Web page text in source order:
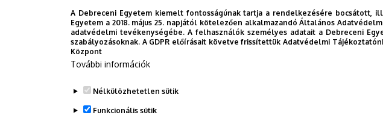
pl. "kancel bács zoltán" keresésre Dr. Bács Zoltán
Kancellár lesz az egyetlen találat
A Debreceni Egyetem kiemelt fontosságúnak tartja a rendelkezésére
Egyetem a 2018. május 25. napjától kötelezően alkalmazandó Általános
adatvédelmi tevékenységébe. A felhasználók személyes adatait a Debreceni
szabályozásoknak. A GDPR előírásait követve frissítettük Adatvédelmi
Központ
További információk
Nélkülözhetetlen sütik
Funkcionális sütik